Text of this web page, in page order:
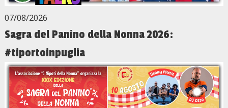
07/08/2026
Sagra del Panino della Nonna 2026:
#tiportoinpuglia